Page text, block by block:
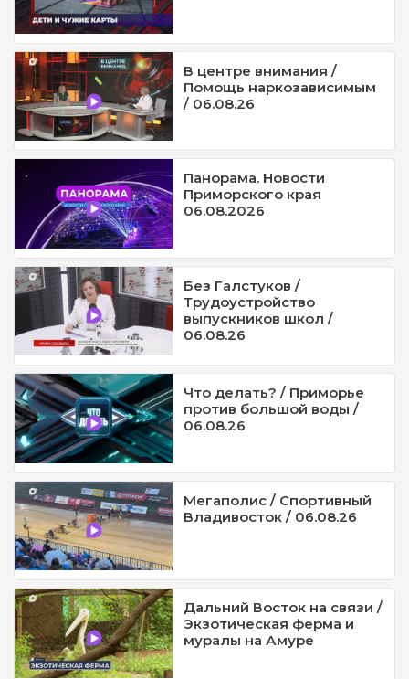
В центре внимания /
Помощь наркозависимым
/ 06.08.26
Панорама. Новости
Приморского края
06.08.2026
Без Галстуков /
Трудоустройство
выпускников школ /
06.08.26
Что делать? / Приморье
против большой воды /
06.08.26
Мегаполис / Спортивный
Владивосток / 06.08.26
Дальний Восток на связи /
Экзотическая ферма и
муралы на Амуре